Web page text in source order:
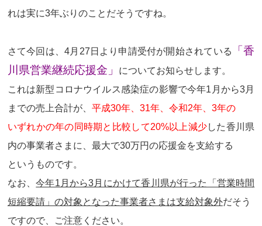
れは実に3年ぶりのことだそうですね。
さて今回は、4月27日より申請受付が開始されている
「香
川県営業継続応援金」
についてお知らせします。
これは新型コロナウイルス感染症の影響で今年1月から3月
までの売上合計が、 平成30年、31年、令和2年、3年の
いずれかの年の同時期と比較して20%以上減少した香川県
内の事業者さまに、最大で30万円の応援金を支給する
というものです。
なお、今年1月から3月にかけて香川県が行った「営業時間
短縮要請」の対象となった事業者さまは支給対象外だそう
ですので、ご注意ください。